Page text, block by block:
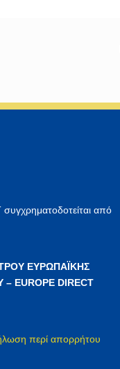
από
ΕΥΡΩΠΑΪΚΗΣ
EUROPE DIRECT
περί απορρήτου